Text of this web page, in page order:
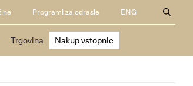
Programi za odrasle ENG
Trgovina Nakup vstopnic